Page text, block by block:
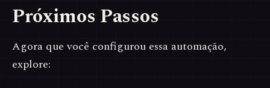
Próximos Passos
Agora que você configurou essa automação,
explore: